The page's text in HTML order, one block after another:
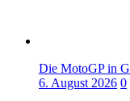
Die MotoGP in
6. August 2026 0